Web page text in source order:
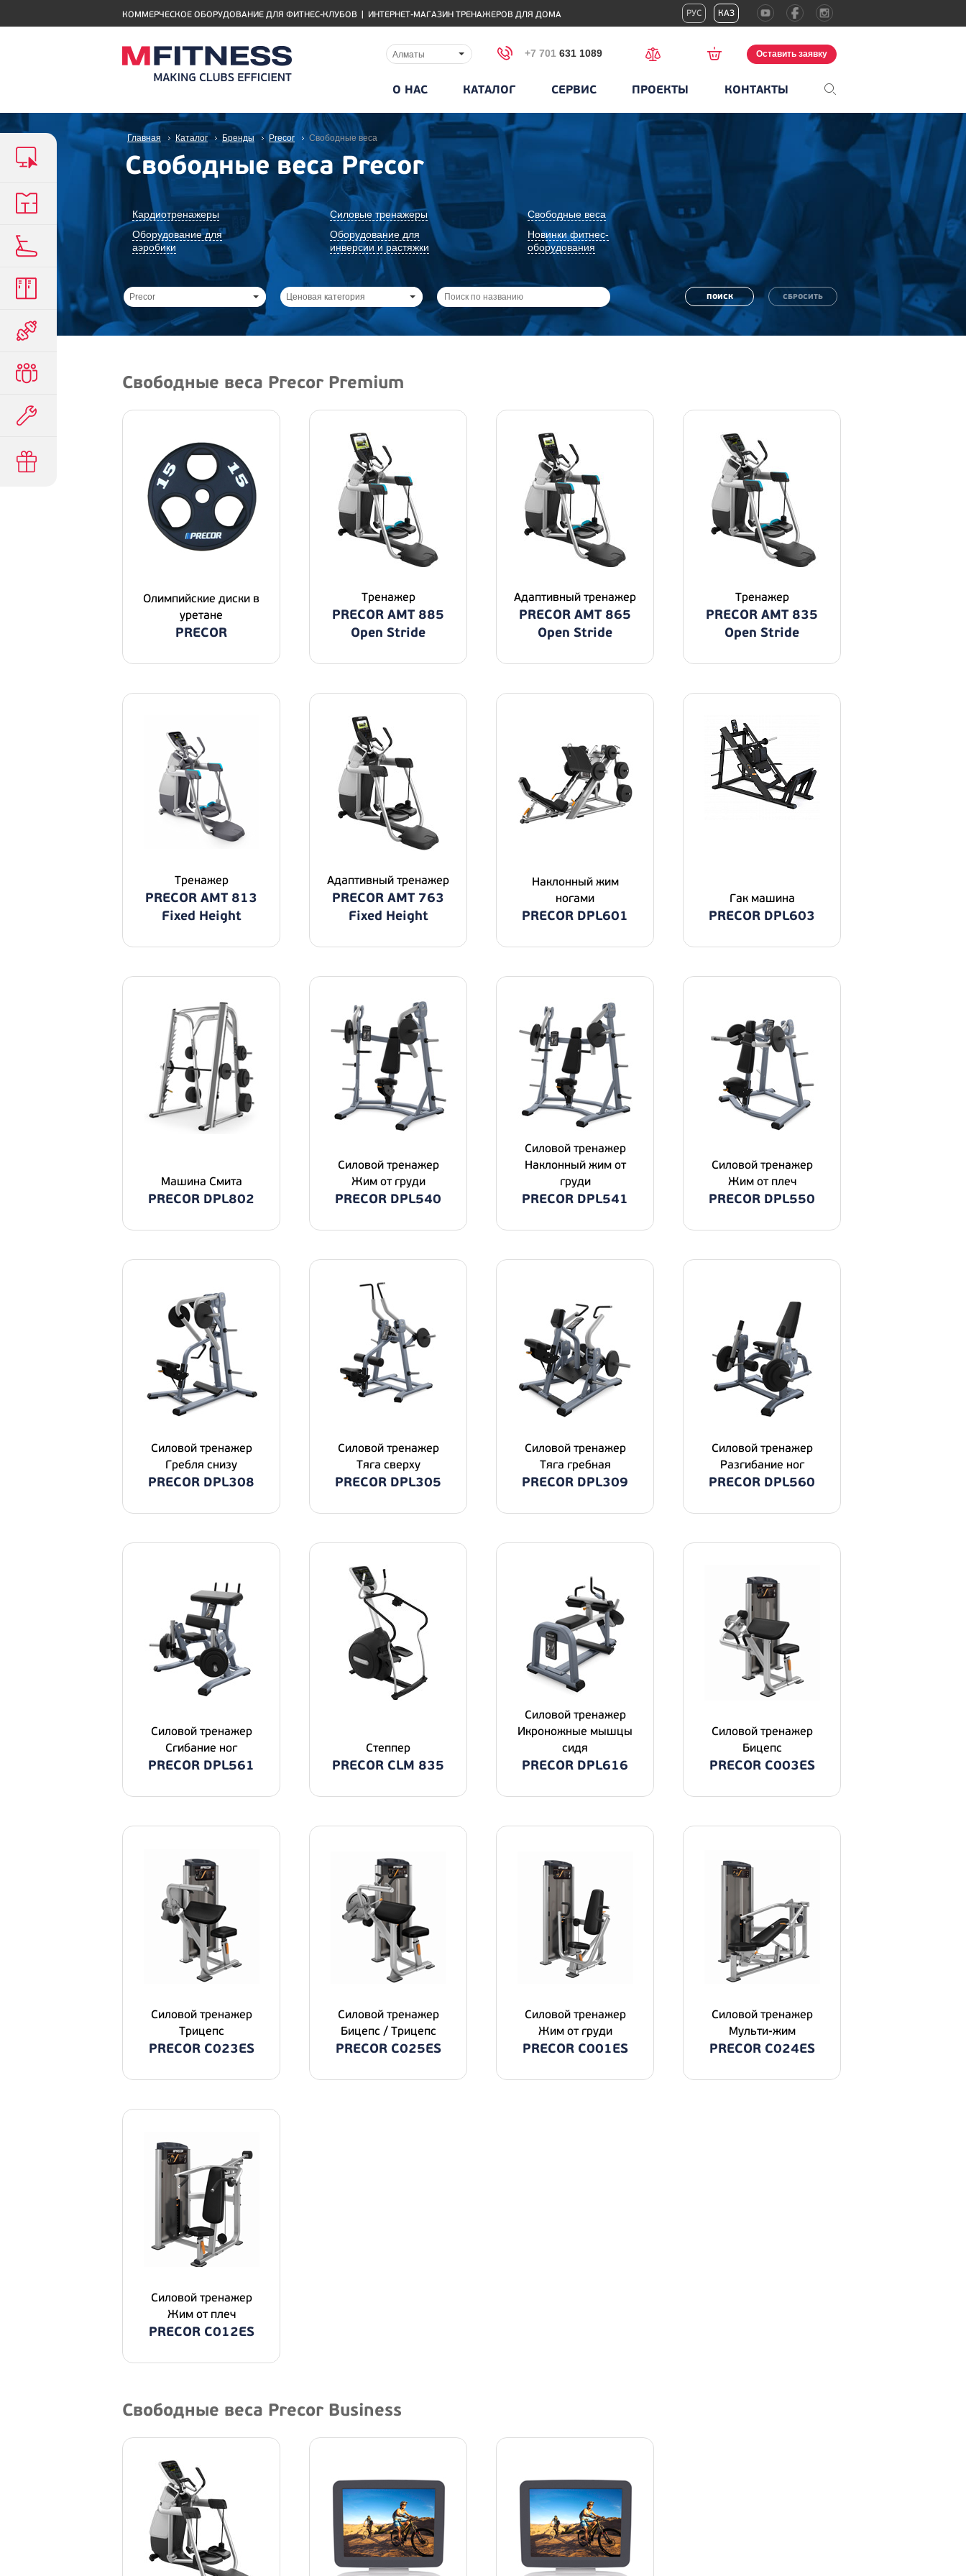
КОММЕРЧЕСКОЕ ОБОРУДОВАНИЕ ДЛЯ ФИТНЕС-КЛУБОВ ИНТЕРНЕТ-МАГАЗИН ТРЕНАЖЕРОВ ДЛЯ ДОМА РУС КАЗ
Алматы +7 701 631 1089 Оставить заявку
О НАС КАТАЛОГ СЕРВИС ПРОЕКТЫ КОНТАКТЫ
Главная Каталог Бренды Precor Свободные веса
Свободные веса Precor
Кардиотренажеры Силовые тренажеры
Свободные веса
Оборудование для
аэробики
Оборудование для
инверсии и растяжки
Новинки фитнес-
оборудования
Precor Ценовая категория
Свободные веса Precor Premium
Олимпийские диски в
уретане
PRECOR
Тренажер
PRECOR AMT 885
Open Stride
Адаптивный тренажер
PRECOR AMT 865
Open Stride
Тренажер
PRECOR AMT 835
Open Stride
Тренажер
PRECOR AMT 813
Fixed Height
Адаптивный тренажер
PRECOR AMT 763
Fixed Height
Наклонный жим
ногами
PRECOR DPL601
Гак машина
PRECOR DPL603
Машина Смита
PRECOR DPL802
Силовой тренажер
Жим от груди
PRECOR DPL540
Силовой тренажер
Наклонный жим от
груди
PRECOR DPL541
Силовой тренажер
Жим от плеч
PRECOR DPL550
Силовой тренажер
Гребля снизу
PRECOR DPL308
Силовой тренажер
Тяга сверху
PRECOR DPL305
Силовой тренажер
Тяга гребная
PRECOR DPL309
Силовой тренажер
Разгибание ног
PRECOR DPL560
Силовой тренажер
Сгибание ног
PRECOR DPL561
Степпер
PRECOR CLM 835
Силовой тренажер
Икроножные мышцы
сидя
PRECOR DPL616
Силовой тренажер
Бицепс
PRECOR C003ES
Силовой тренажер
Трицепс
PRECOR C023ES
Силовой тренажер
Бицепс / Трицепс
PRECOR C025ES
Силовой тренажер
Жим от груди
PRECOR C001ES
Силовой тренажер
Мульти-жим
PRECOR C024ES
Силовой тренажер
Жим от плеч
PRECOR C012ES
Свободные веса Precor Business